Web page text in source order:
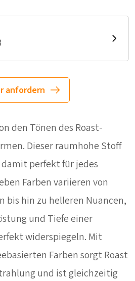
anfordern
den Tönen des Roast-
Dieser raumhohe Stoff
perfekt für jedes
Farben variieren von
bis hin zu helleren Nuancen,
und Tiefe einer
widerspiegeln. Mit
Farben sorgt Roast
und ist gleichzeitig